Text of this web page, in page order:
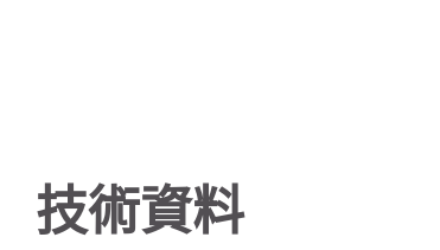
技術資料